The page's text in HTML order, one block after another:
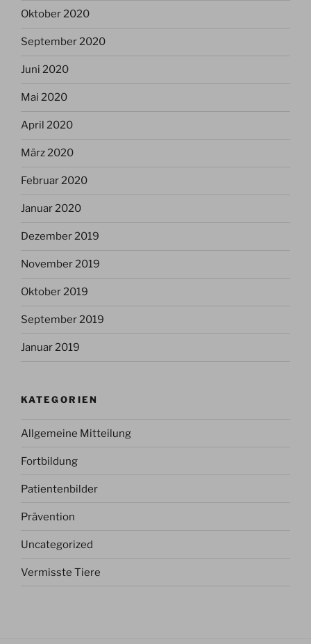
Oktober 2020
September 2020
Juni 2020
Mai 2020
April 2020
März 2020
Februar 2020
Januar 2020
Dezember 2019
November 2019
Oktober 2019
September 2019
Januar 2019
KATEGORIEN
Allgemeine Mitteilung
Fortbildung
Patientenbilder
Prävention
Uncategorized
Vermisste Tiere